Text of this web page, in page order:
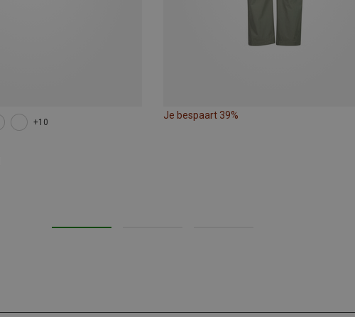
+10
Je bespaart 39%